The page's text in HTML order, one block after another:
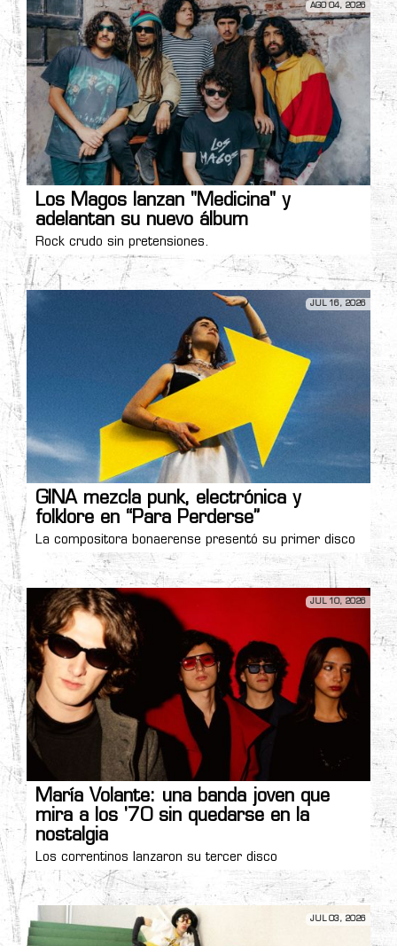
AGO 04, 2026
Los Magos lanzan "Medicina" y
adelantan su nuevo álbum
Rock crudo sin pretensiones.
JUL 16, 2026
GINA mezcla punk, electrónica y
folklore en “Para Perderse”
La compositora bonaerense presentó su primer disco
JUL 10, 2026
María Volante: una banda joven que
mira a los '70 sin quedarse en la
nostalgia
Los correntinos lanzaron su tercer disco
JUL 03, 2026